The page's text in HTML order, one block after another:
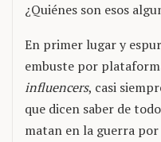
¿Quiénes son esos
En primer lugar y
embuste por
influencers, casi
que dicen saber de
matan en la guerra